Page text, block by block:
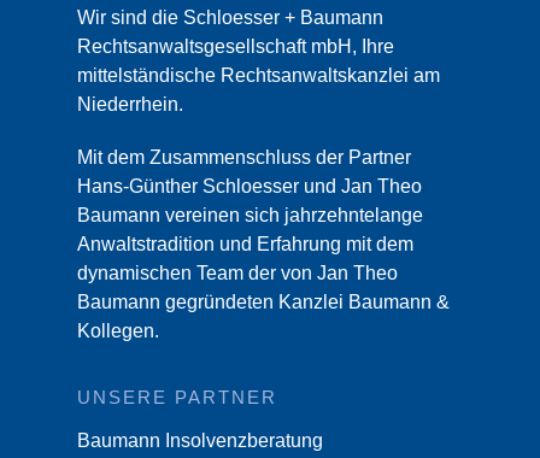
Wir sind die Schloesser + Baumann
Rechtsanwaltsgesellschaft mbH, Ihre
mittelständische Rechtsanwaltskanzlei am
Niederrhein.
Mit dem Zusammenschluss der Partner
Hans-Günther Schloesser und Jan Theo
Baumann vereinen sich jahrzehntelange
Anwaltstradition und Erfahrung mit dem
dynamischen Team der von Jan Theo
Baumann gegründeten Kanzlei Baumann &
Kollegen.
UNSERE PARTNER
Baumann Insolvenzberatung